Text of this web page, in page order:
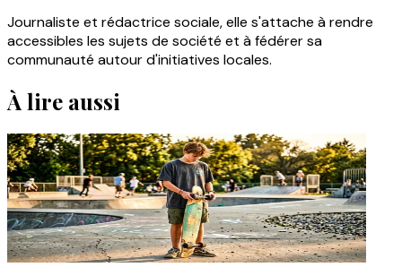
Journaliste et rédactrice sociale, elle s'attache à rendre
accessibles les sujets de société et à fédérer sa
communauté autour d'initiatives locales.
À lire aussi